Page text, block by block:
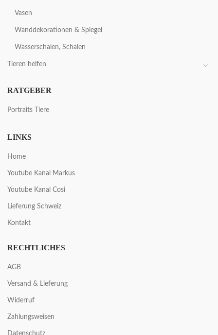
Vasen
Wanddekorationen & Spiegel
Wasserschalen, Schalen
Tieren helfen
RATGEBER
Portraits Tiere
LINKS
Home
Youtube Kanal Markus
Youtube Kanal Cosi
Lieferung Schweiz
Kontakt
RECHTLICHES
AGB
Versand & Lieferung
Widerruf
Zahlungsweisen
Datenschutz